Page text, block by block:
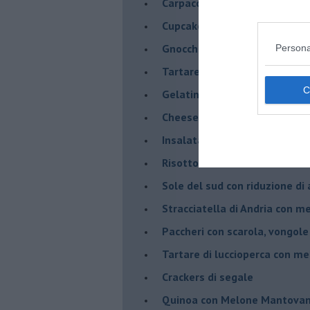
Cupcake al melone con
Gnocchetti al pesto di
Tartare di fassona con
Gelatine al cardamomo e
Cheesecake al melone
Insalata di sgombro e
Risotto al Melone Mantovano
Sole del sud con riduzione di
Stracciatella di Andria con
Paccheri con scarola,
Tartare di luccioperca con
Crackers di segale
Quinoa con Melone